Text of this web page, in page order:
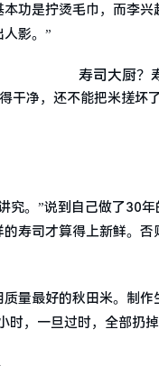
本功是拧烫毛巾，而李
影。”
干净，还不能把米搓
究。”说到自己做了30
寿司才算得上新鲜。
量最好的秋田米。制
，一旦过时，全部扔